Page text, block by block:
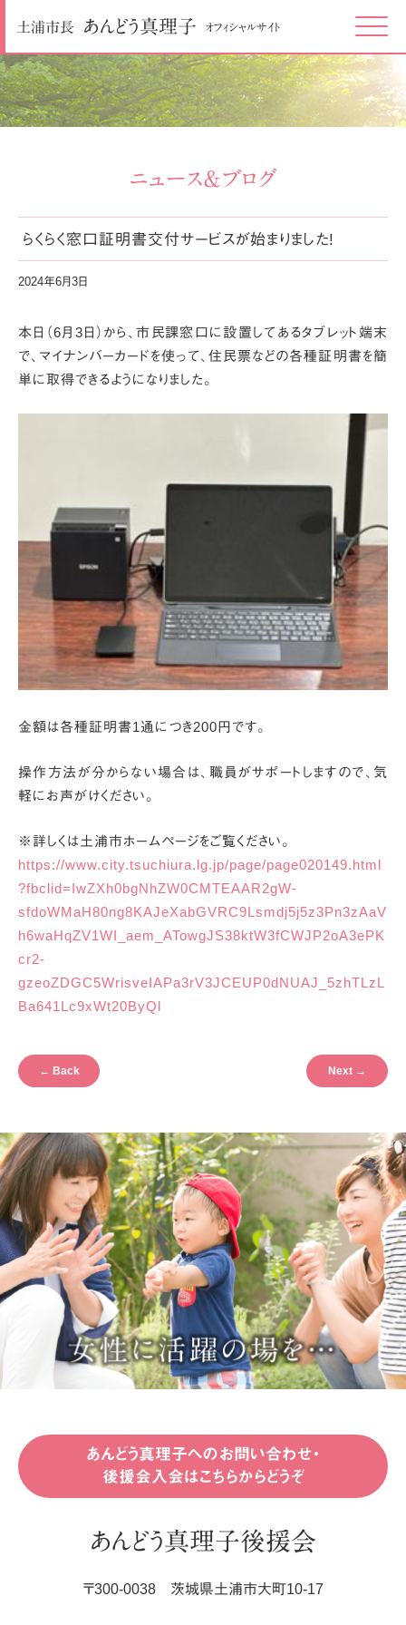
土浦市長 あんどう真理子 オフィシャルサイト Click
ニュース＆ブログ
らくらく窓口証明書交付サービスが始まりました!
2024年6月3日
本日（6月3日）から、市民課窓口に設置してあるタブレット端末
で、 マイナンバーカードを使って、住民票などの各種証明書を簡
単に取得できるようになりました。
金額は各種証明書1通につき200円です。
操作方法が分からない場合は、職員がサポートしますので、気
軽にお声がけください。
※詳しくは土浦市ホームページをご覧ください。
https://www.city.tsuchiura.lg.jp/page/page020149.html
?fbclid=IwZXh0bgNhZW0CMTEAAR2gW-
sfdoWMaH80ng8KAJeXabGVRC9Lsmdj5j5z3Pn3zAaV
h6waHqZV1WI_aem_ATowgJS38ktW3fCWJP2oA3ePK
cr2-
gzeoZDGC5WrisveIAPa3rV3JCEUP0dNUAJ_5zhTLzL
Ba641Lc9xWt20ByQl
← Back Next →
あんどう真理子へのお問い合わせ・
後援会入会はこちらからどうぞ
あんどう真理子後援会
〒300-0038 茨城県土浦市大町10-17